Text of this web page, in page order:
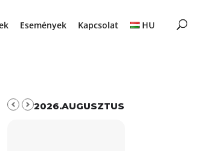
Események Kapcsolat HU
2026.AUGUSZTUS